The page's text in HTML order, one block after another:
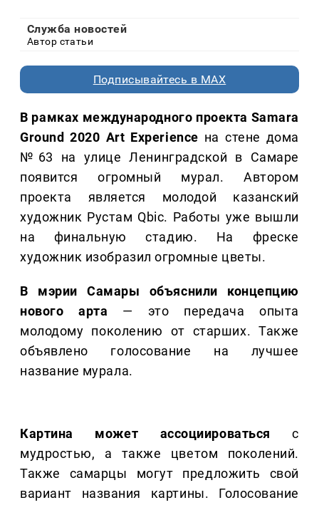
Служба новостей
Автор статьи
Подписывайтесь в MAX
В рамках международного проекта Samara
Ground 2020 Art Experience на стене дома
№63 на улице Ленинградской в Самаре
появится огромный мурал. Автором
проекта является молодой казанский
художник Рустам Qbic. Работы уже вышли
на финальную стадию. На фреске
художник изобразил огромные цветы.
В мэрии Самары объяснили концепцию
нового арта — это передача опыта
молодому поколению от старших. Также
объявлено голосование на лучшее
название мурала.
Картина может ассоциироваться с
мудростью, а также цветом поколений.
Также самарцы могут предложить свой
вариант названия картины. Голосование